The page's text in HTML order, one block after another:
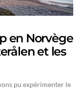
en Norvège
et les
pu expérimenter le